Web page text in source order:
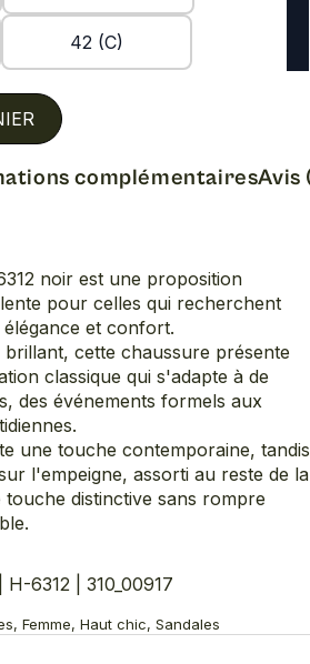
42 (C)
complémentairesAvis
noir est une proposition
pour celles qui recherchent
et confort.
cette chaussure présente
classique qui s'adapte à de
des événements formels aux
une touche contemporaine, tandis
l'empeigne, assorti au reste de la
distinctive sans rompre
6312 | 310_00917
Femme, Haut chic, Sandales